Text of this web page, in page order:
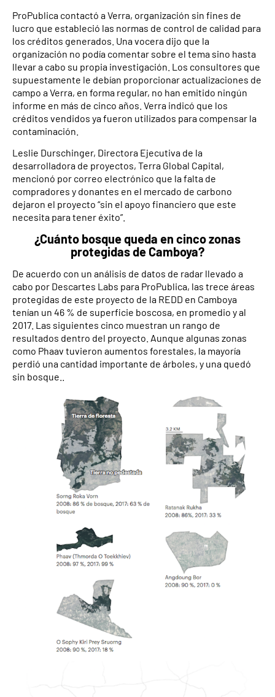
ProPublica contactó a Verra, organización sin fines de
lucro que estableció las normas de control de calidad para
los créditos generados. Una vocera dijo que la
organización no podía comentar sobre el tema sino hasta
llevar a cabo su propia investigación. Los consultores que
supuestamente le debían proporcionar actualizaciones de
campo a Verra, en forma regular, no han emitido ningún
informe en más de cinco años. Verra indicó que los
créditos vendidos ya fueron utilizados para compensar la
contaminación.
Leslie Durschinger, Directora Ejecutiva de la
desarrolladora de proyectos, Terra Global Capital,
mencionó por correo electrónico que la falta de
compradores y donantes en el mercado de carbono
dejaron el proyecto “sin el apoyo financiero que este
necesita para tener éxito”.
¿Cuánto bosque queda en cinco zonas
protegidas de Camboya?
De acuerdo con un análisis de datos de radar llevado a
cabo por Descartes Labs para ProPublica, las trece áreas
protegidas de este proyecto de la REDD en Camboya
tenían un 46 % de superficie boscosa, en promedio y al
2017. Las siguientes cinco muestran un rango de
resultados dentro del proyecto. Aunque algunas zonas
como Phaav tuvieron aumentos forestales, la mayoría
perdió una cantidad importante de árboles, y una quedó
sin bosque..